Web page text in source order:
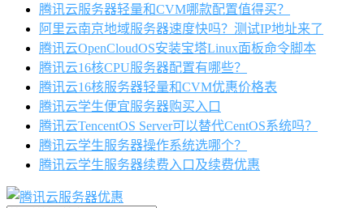
腾讯云服务器轻量和CVM哪款配置值得买？
阿里云南京地域服务器速度快吗？测试IP地址来了
腾讯云OpenCloudOS安装宝塔Linux面板命令脚本
腾讯云16核CPU服务器配置有哪些？
腾讯云16核服务器轻量和CVM优惠价格表
腾讯云学生便宜服务器购买入口
腾讯云TencentOS Server可以替代CentOS系统吗？
腾讯云学生服务器操作系统选哪个？
腾讯云学生服务器续费入口及续费优惠